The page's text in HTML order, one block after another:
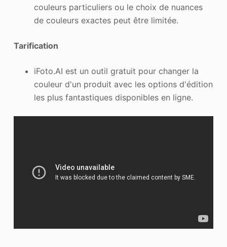
couleurs particuliers ou le choix de nuances
de couleurs exactes peut être limitée.
Tarification
iFoto.AI est un outil gratuit pour changer la
couleur d'un produit avec les options d'édition
les plus fantastiques disponibles en ligne.